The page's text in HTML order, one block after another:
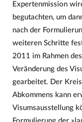
Expertenmission
begutachten, um
nach der
weiteren Schritte
2011 im Rahmen
Veränderung des
gearbeitet. Der
Abkommens kann
Visumsausstellung